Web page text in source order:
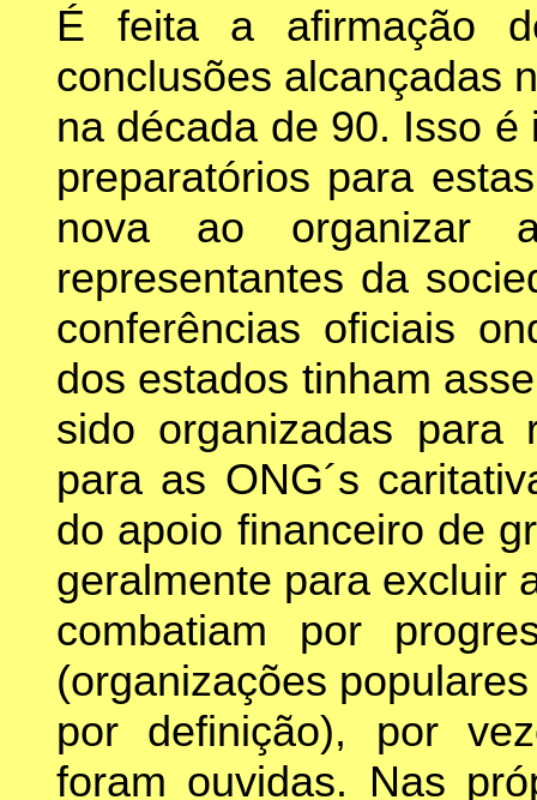
É feita a afirmação
conclusões alcançadas
na década de 90. Isso
preparatórios para
nova ao organizar
representantes da
conferências oficiais
dos estados tinham
sido organizadas para
para as ONG´s
do apoio financeiro de
geralmente para excluir
combatiam por
(organizações
por definição), por
foram ouvidas. Nas